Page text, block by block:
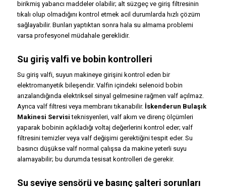
birikmiş yabancı maddeler olabilir; alt süzgeç ve giriş filtresinin
tıkalı olup olmadığını kontrol etmek acil durumlarda hızlı çözüm
sağlayabilir. Bunları yaptıktan sonra hala su almama problemi
varsa profesyonel müdahale gereklidir.
Su giriş valfi ve bobin kontrolleri
Su giriş valfi, suyun makineye girişini kontrol eden bir
elektromanyetik bileşendir. Valfin içindeki selenoid bobin
arızalandığında elektriksel sinyal gelmesine rağmen valf açılmaz.
Ayrıca valf filtresi veya membranı tıkanabilir. İskenderun Bulaşık
Makinesi Servisi teknisyenleri, valf akım ve direnç ölçümleri
yaparak bobinin açıkladığı voltaj değerlerini kontrol eder; valf
filtresini temizler veya valf değişimi gerektiğini tespit eder. Su
basıncı düşükse valf normal çalışsa da makine yeterli suyu
alamayabilir; bu durumda tesisat kontrolleri de gerekir.
Su seviye sensörü ve basınç şalteri sorunları